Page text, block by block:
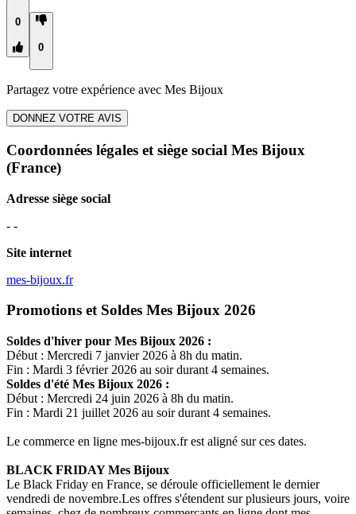
0
0
Partagez votre expérience avec Mes Bijoux
DONNEZ VOTRE AVIS
Coordonnées légales et siège social Mes Bijoux
(France)
Adresse siège social
- -
Site internet
mes-bijoux.fr
Promotions et Soldes Mes Bijoux 2026
Soldes d'hiver pour Mes Bijoux 2026 :
Début : Mercredi 7 janvier 2026 à 8h du matin.
Fin : Mardi 3 février 2026 au soir durant 4 semaines.
Soldes d'été Mes Bijoux 2026 :
Début : Mercredi 24 juin 2026 à 8h du matin.
Fin : Mardi 21 juillet 2026 au soir durant 4 semaines.
Le commerce en ligne mes-bijoux.frest aligné sur ces dates.
BLACK FRIDAYMes Bijoux
Le Black Friday en France, se déroule officiellement le dernier
vendredi de novembre.Les offres s'étendent sur plusieurs jours, voire